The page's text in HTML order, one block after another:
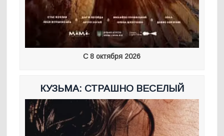
С 8 октября 2026
КУЗЬМА: СТРАШНО ВЕСЕЛЫЙ